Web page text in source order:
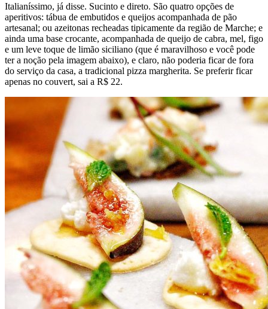
Italianíssimo, já disse. Sucinto e direto. São quatro opções de
aperitivos: tábua de embutidos e queijos acompanhada de pão
artesanal; ou azeitonas recheadas tipicamente da região de Marche; e
ainda uma base crocante, acompanhada de queijo de cabra, mel, figo
e um leve toque de limão siciliano (que é maravilhoso e você pode
ter a noção pela imagem abaixo), e claro, não poderia ficar de fora
do serviço da casa, a tradicional pizza margherita. Se preferir ficar
apenas no couvert, sai a R$ 22.